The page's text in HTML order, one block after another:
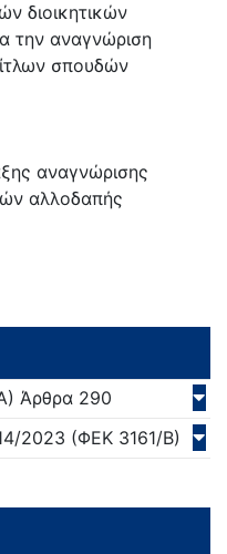
διοικητικών
την αναγνώριση
σπουδών
αναγνώρισης
αλλοδαπής
Άρθρα 290
2023 (ΦΕΚ 3161/Β)